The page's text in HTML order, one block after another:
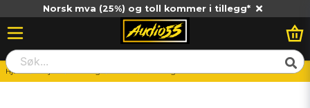
Norsk mva (25%) og toll kommer i tillegg*
Hjem Billjud Slutsteg Mono SounDigital 1600.1 EVO 5 - 2 Ohm